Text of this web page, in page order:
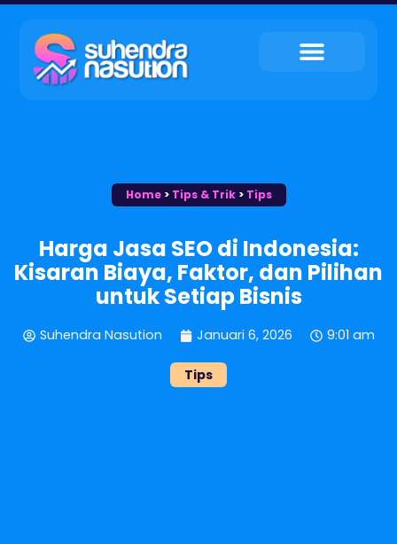
Home> Tips & Trik> Tips
Harga Jasa SEO di Indonesia:
Kisaran Biaya, Faktor, dan Pilihan
untuk Setiap Bisnis
Suhendra Nasution Januari 6, 2026 9:01 am
Tips